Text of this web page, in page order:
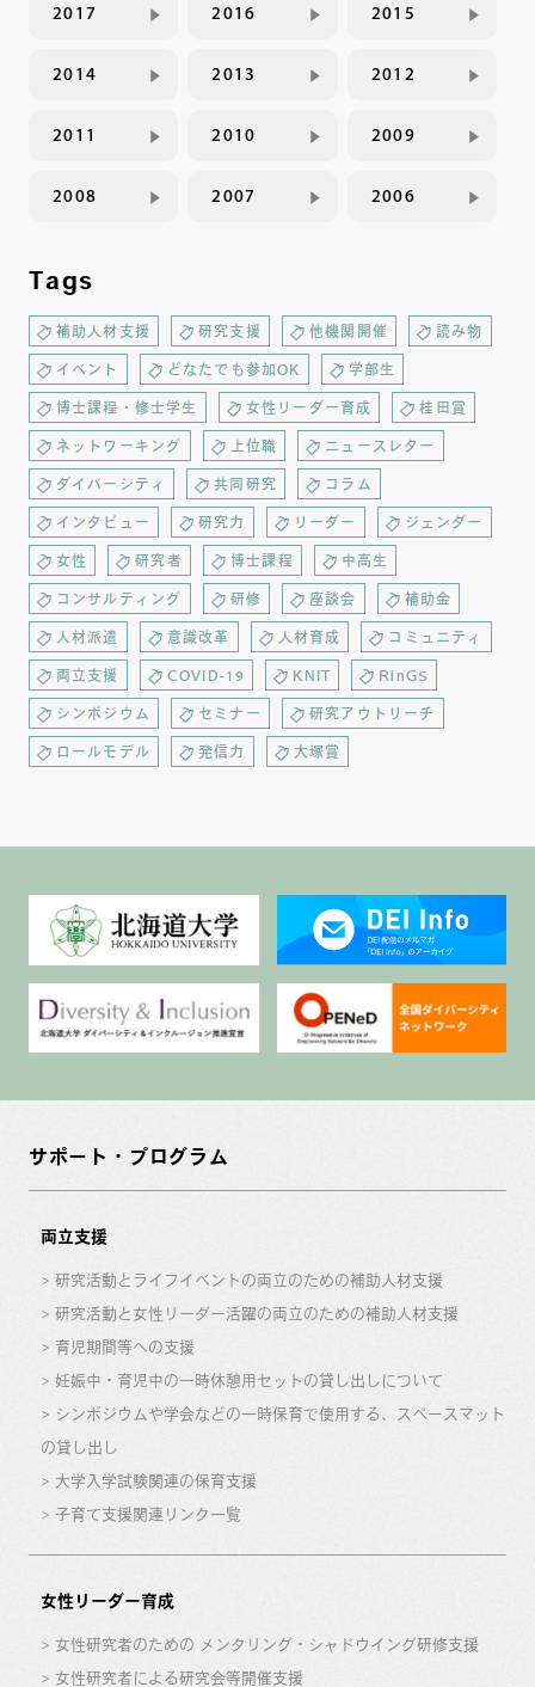
2017 2016 2015
2014 2013 2012
2011 2010 2009
2008 2007 2006
Tags
補助人材支援 研究支援 他機関開催 読み物
イベント どなたでも参加OK 学部生
博士課程・修士学生 女性リーダー育成 桂田賞
ネットワーキング 上位職 ニュースレター
ダイバーシティ 共同研究 コラム
インタビュー 研究力 リーダー ジェンダー
女性 研究者 博士課程 中高生
コンサルティング 研修 座談会 補助金
人材派遣 意識改革 人材育成 コミュニティ
両立支援 COVID-19 KNIT RinGS
シンポジウム セミナー 研究アウトリーチ
ロールモデル 発信力 大塚賞
サポート・プログラム
両立支援
研究活動とライフイベントの両立のための補助人材支援
研究活動と女性リーダー活躍の両立のための補助人材支援
育児期間等への支援
妊娠中・育児中の一時休憩用セットの貸し出しについて
シンポジウムや学会などの一時保育で使用する、スペースマット
の貸し出し
大学入学試験関連の保育支援
子育て支援関連リンク一覧
女性リーダー育成
女性研究者のための メンタリング・シャドウイング研修支援
女性研究者による研究会等開催支援